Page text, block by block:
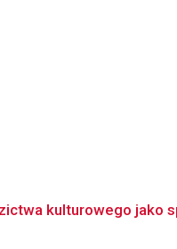
kulturowego jako